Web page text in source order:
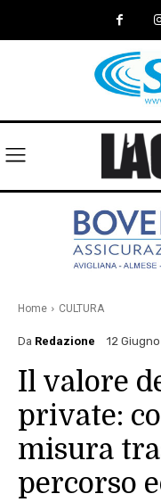
Home CULTURA
Da Redazione 12
Il valore
private:
misura
percorso